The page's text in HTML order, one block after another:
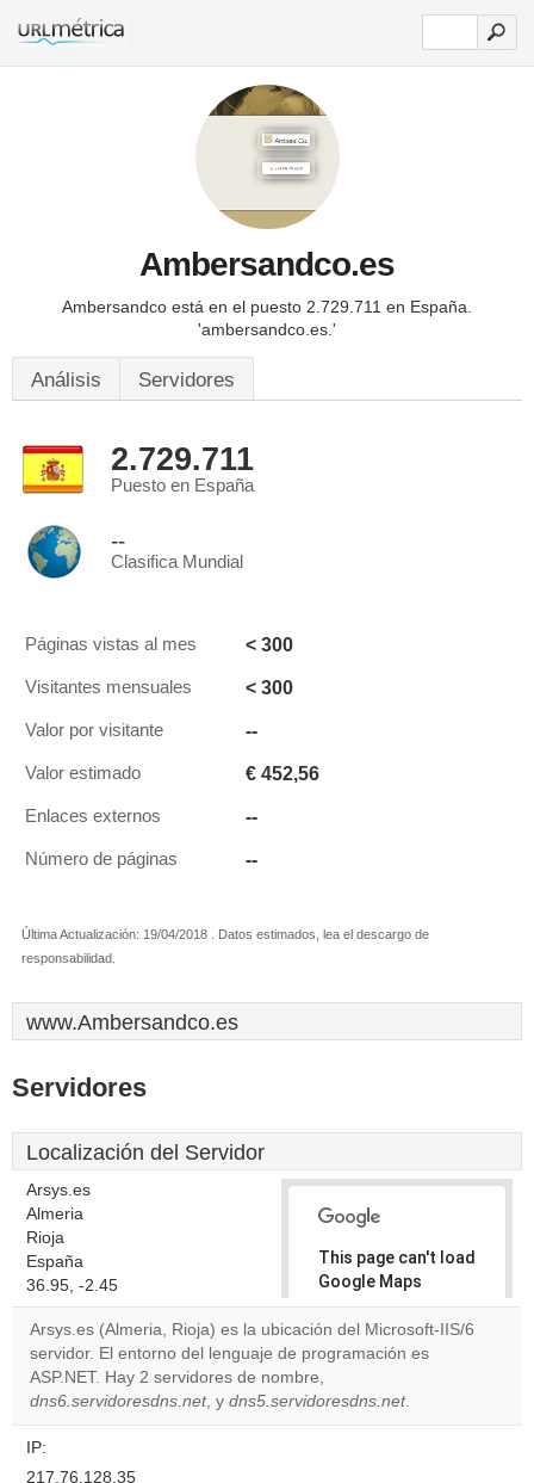
Ambersandco.es
Ambersandco está en el puesto 2.729.711 en España.
'ambersandco.es.'
Análisis Servidores
2.729.711
Puesto en España
--
Clasifica Mundial
Páginas vistas al mes < 300
Visitantes mensuales < 300
Valor por visitante --
Valor estimado € 452,56
Enlaces externos --
Número de páginas --
Última Actualización: 19/04/2018 . Datos estimados, lea el descargo de
responsabilidad.
www.Ambersandco.es
Servidores
Localización del Servidor
Arsys.es
Almeria
Rioja
España
36.95, -2.45
This page can't load
Google Maps
correctly.
Do you
website?
Arsys.es (Almeria, Rioja) es la ubicación del Microsoft-IIS/6
servidor. El entorno del lenguaje de programación es
ASP.NET. Hay 2 servidores de nombre,
dns6.servidoresdns.net, y dns5.servidoresdns.net.
IP:
217.76.128.35